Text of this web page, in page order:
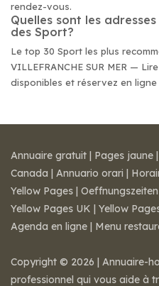
rendez-vous.
Quelles sont les
des Sport?
Le top 30 Sport les plus
VILLEFRANCHE SUR MER —
disponibles et réservez en
Annuaire gratuit | Pages jaune |
Canada | Annuario orari |
Yellow Pages |
Yellow Pages UK | Yellow
Agenda en ligne | Menu
Copyright © 2026 | Annuaire-
professionnel qui vous aide à